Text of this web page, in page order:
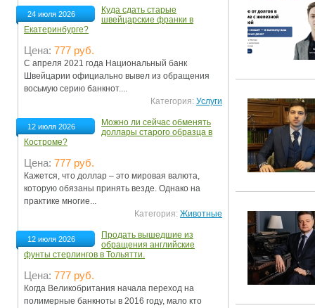
24 июля 2026
Куда сдать старые
швейцарские франки в
Екатеринбурге?
Цена: 777 руб.
С апреля 2021 года Национальный банк
Швейцарии официально вывел из обращения
восьмую серию банкнот....
Категория: Услуги
12 июля 2026
Можно ли сейчас обменять
доллары старого образца в
Костроме?
Цена: 777 руб.
Кажется, что доллар – это мировая валюта,
которую обязаны принять везде. Однако на
практике многие...
Категория: Животные
12 июля 2026
Продать вышедшие из
обращения английские
фунты стерлингов в Тольятти.
Цена: 777 руб.
Когда Великобритания начала переход на
полимерные банкноты в 2016 году, мало кто